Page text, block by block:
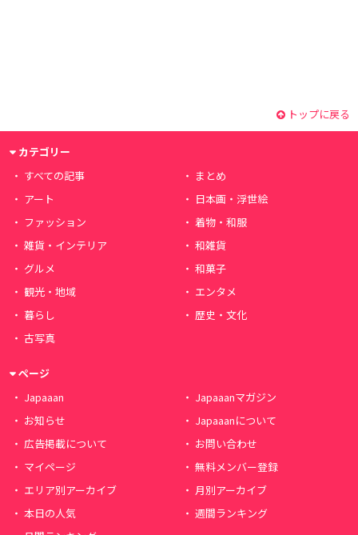
トップに戻る
カテゴリー
すべての記事
まとめ
アート
日本画・浮世絵
ファッション
着物・和服
雑貨・インテリア
和雑貨
グルメ
和菓子
観光・地域
エンタメ
暮らし
歴史・文化
古写真
ページ
Japaaan
Japaaanマガジン
お知らせ
Japaaanについて
広告掲載について
お問い合わせ
マイページ
無料メンバー登録
エリア別アーカイブ
月別アーカイブ
本日の人気
週間ランキング